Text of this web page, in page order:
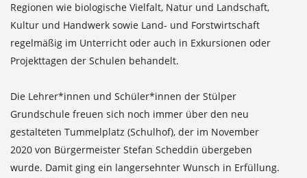
Regionen wie biologische Vielfalt, Natur und Landschaft,
Kultur und Handwerk sowie Land- und Forstwirtschaft
regelmäßig im Unterricht oder auch in Exkursionen oder
Projekttagen der Schulen behandelt.
Die Lehrer*innen und Schüler*innen der Stülper
Grundschule freuen sich noch immer über den neu
gestalteten Tummelplatz (Schulhof), der im November
2020 von Bürgermeister Stefan Scheddin übergeben
wurde. Damit ging ein langersehnter Wunsch in Erfüllung.